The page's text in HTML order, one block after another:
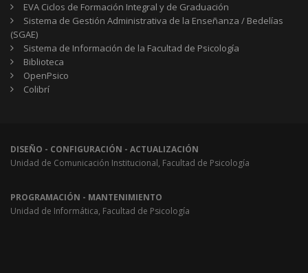
EVA Ciclos de Formación Integral y de Graduación
Sistema de Gestión Administrativa de la Enseñanza / Bedelías
(SGAE)
Sistema de Información de la Facultad de Psicología
Biblioteca
OpenPsico
Colibrí
DISEÑO - CONFIGURACIÓN - ACTUALIZACIÓN
Unidad de Comunicación Institucional, Facultad de Psicología
PROGRAMACIÓN - MANTENIMIENTO
Unidad de Informática, Facultad de Psicología